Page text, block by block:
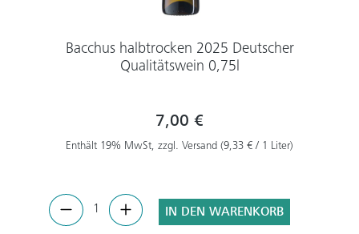
Bacchus halbtrocken 2025 Deutscher
Qualitätswein 0,75l
7,00 €
Enthält 19% MwSt, zzgl. Versand (9,33 € / 1 Liter)
IN DEN WARENKORB